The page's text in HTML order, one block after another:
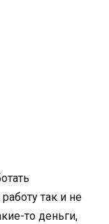
так и не
то деньги,